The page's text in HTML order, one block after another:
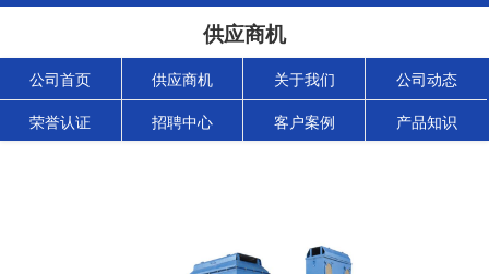
供应商机
公司首页 供应商机 关于我们 公司动态
荣誉认证 招聘中心 客户案例 产品知识